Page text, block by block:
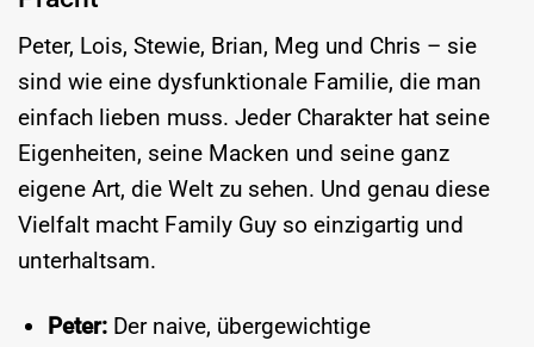
Peter, Lois, Stewie, Brian, Meg und Chris – sie
sind wie eine dysfunktionale Familie, die man
einfach lieben muss. Jeder Charakter hat seine
Eigenheiten, seine Macken und seine ganz
eigene Art, die Welt zu sehen. Und genau diese
Vielfalt macht Family Guy so einzigartig und
unterhaltsam.
Peter:Der naive, übergewichtige